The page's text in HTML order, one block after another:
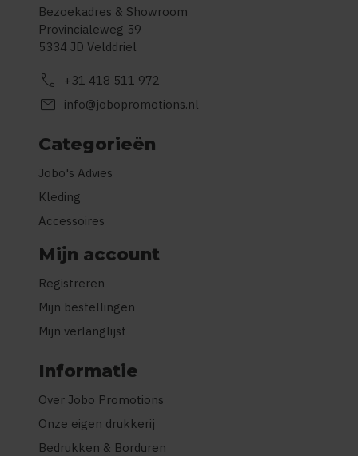
Bezoekadres & Showroom
Provincialeweg 59
5334 JD Velddriel
call +31 418 511 972
mail info@jobopromotions.nl
Categorieën
Jobo's Advies
Kleding
Accessoires
Mijn account
Registreren
Mijn bestellingen
Mijn verlanglijst
Informatie
Over Jobo Promotions
Onze eigen drukkerij
Bedrukken & Borduren